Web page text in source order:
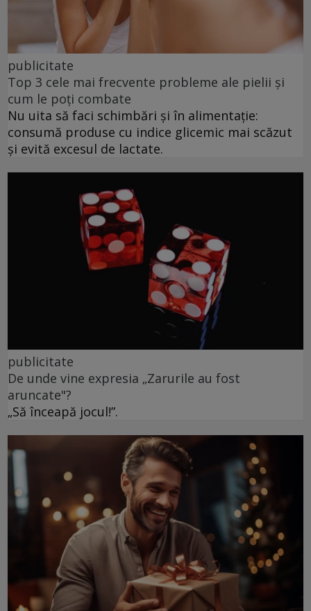
publicitate
Top 3 cele mai frecvente probleme ale pielii și
cum le poți combate
Nu uita să faci schimbări și în alimentație:
consumă produse cu indice glicemic mai scăzut
și evită excesul de lactate.
publicitate
De unde vine expresia „Zarurile au fost
aruncate"?
„Să înceapă jocul!”.